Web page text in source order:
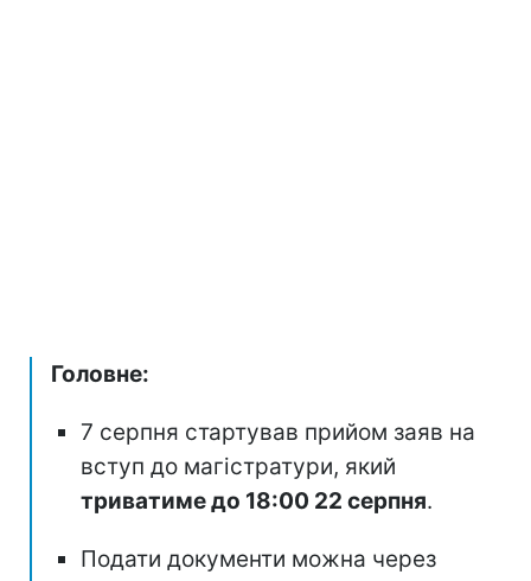
Головне:
7 серпня стартував прийом заяв на
вступ до магістратури, який
триватиме до 18:00 22 серпня.
Подати документи можна через